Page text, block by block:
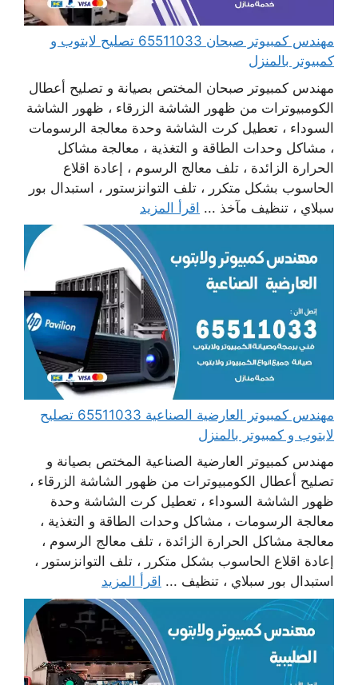
مهندس كمبيوتر صبحان 65511033 تصليح لابتوب و
كمبيوتر بالمنزل
مهندس كمبيوتر صبحان المختص بصيانة و تصليح أعطال
الكومبيوترات من ظهور الشاشة الزرقاء ، ظهور الشاشة
السوداء ، تعطيل كرت الشاشة وحدة معالجة الرسومات
، مشاكل وحدات الطاقة و التغذية ، معالجة مشاكل
الحرارة الزائدة ، تلف معالج الرسوم ، إعادة اقلاع
الحاسوب بشكل متكرر ، تلف التوانزستور ، استبدال بور
سبلاي ، تنظيف مآخذ ... اقرأ المزيد
مهندس كمبيوتر العارضية الصناعية 65511033 تصليح
لابتوب و كمبيوتر بالمنزل
مهندس كمبيوتر العارضية الصناعية المختص بصيانة و
تصليح أعطال الكومبيوترات من ظهور الشاشة الزرقاء ،
ظهور الشاشة السوداء ، تعطيل كرت الشاشة وحدة
معالجة الرسومات ، مشاكل وحدات الطاقة و التغذية ،
معالجة مشاكل الحرارة الزائدة ، تلف معالج الرسوم ،
إعادة اقلاع الحاسوب بشكل متكرر ، تلف التوانزستور ،
استبدال بور سبلاي ، تنظيف ... اقرأ المزيد